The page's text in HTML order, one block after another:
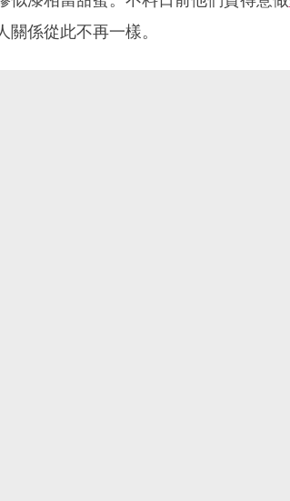
係從此不再一樣。